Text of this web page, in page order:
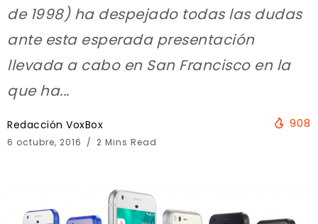
de 1998) ha despejado todas las dudas
ante esta esperada presentación
llevada a cabo en San Francisco en la
que ha...
Redacción VoxBox
6 octubre, 2016 2 Mins Read
908